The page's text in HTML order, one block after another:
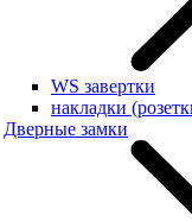
WS завертки
накладки
Дверные замки